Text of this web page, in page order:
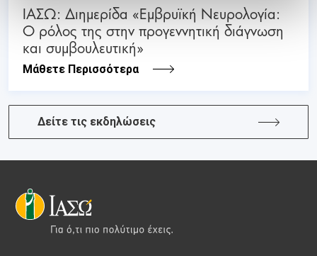
ΙΑΣΩ: Διημερίδα «Εμβρυϊκή Νευρολογία:
Ο ρόλος της στην προγεννητική διάγνωση
και συμβουλευτική»
Μάθετε Περισσότερα
Δείτε τις εκδηλώσεις